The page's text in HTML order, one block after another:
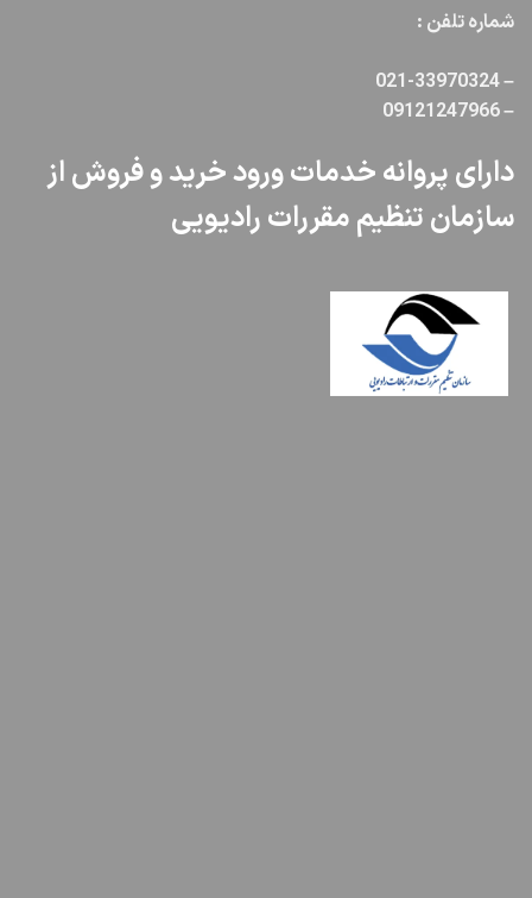
شماره تلفن :
–
021-33970324
–
دارای پروانه خدمات ورود خرید و فروش از
سازمان تنظیم مقررات رادیویی